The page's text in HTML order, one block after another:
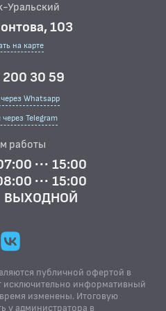
Уральский
103
на карте
30 59
Whatsapp
через Telegram
работы
··· 15:00
··· 15:00
ВЫХОДНОЙ
публичной офертой в
исключительно информативный
изменены. Итоговую
у администратора в